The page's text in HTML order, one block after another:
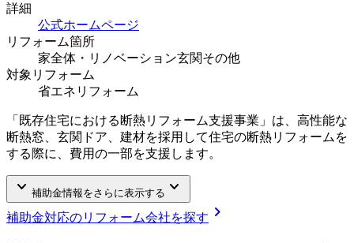
詳細
公式ホームページ
リフォーム箇所
家全体・リノベーション玄関その他
対象リフォーム
省エネリフォーム
「既存住宅における断熱リフォーム支援事業」は、高性能な
断熱窓、玄関ドア、建材を採用して住宅の断熱リフォームを
する際に、費用の一部を支援します。
keyboard_arrow_down 補助金情報をさらに表示する keyboard_arrow_down
補助金対応のリフォーム会社を探す chevron_right